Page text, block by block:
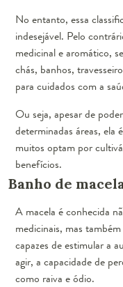
No entanto, essa
indesejável. Pelo
medicinal e aromático,
chás, banhos,
para cuidados com a
Ou seja, apesar de
determinadas áreas, ela
muitos optam por
benefícios.
Banho de
A macela é conhecida
medicinais, mas
capazes de estimular a
agir, a capacidade de
como raiva e ódio.